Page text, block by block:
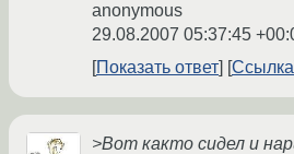
anonymous
29.08.2007 05:37:45
Показать ответ
Ссылка
>Вот както сидел и